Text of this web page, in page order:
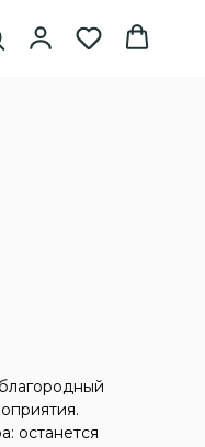
останется